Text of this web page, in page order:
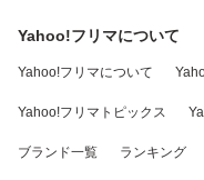
Yahoo!フリマについて
Yahoo!フリマについて
Yahoo!フリマトピックス
ブランド一覧 ランキング